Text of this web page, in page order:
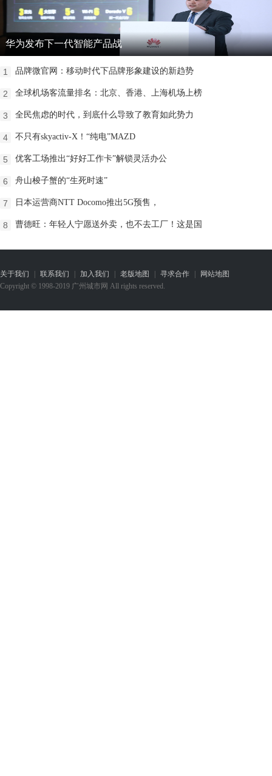
华为发布下一代智能产品战
1 品牌微官网：移动时代下品牌形象建设的新趋势
2 全球机场客流量排名：北京、香港、上海机场上榜
3 全民焦虑的时代，到底什么导致了教育如此势力
4 不只有skyactiv-X！“纯电”MAZD
5 优客工场推出“好好工作卡”解锁灵活办公
6 舟山梭子蟹的“生死时速”
7 日本运营商NTT Docomo推出5G预售，
8 曹德旺：年轻人宁愿送外卖，也不去工厂！这是国
关于我们 | 联系我们 | 加入我们 | 老版地图 | 寻求合作 |
网站地图
Copyright © 1998-2019 广州城市网 All rights reserved.